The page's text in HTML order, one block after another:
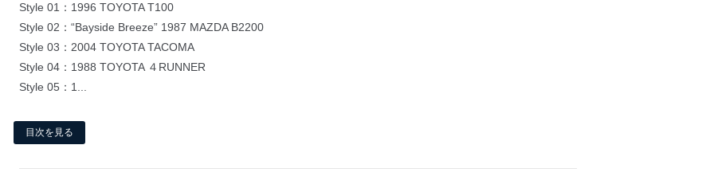
Style 01：1996 TOYOTA T100
Style 02：“Bayside Breeze” 1987 MAZDA B2200
Style 03：2004 TOYOTA TACOMA
Style 04：1988 TOYOTA ４RUNNER
Style 05：1...
目次を見る